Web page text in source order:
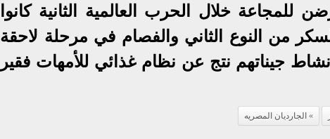
للمجاعة خلال الحرب العالمية الثانية كانوا
من النوع الثاني والفصام في مرحلة لاحقة
جيناتهم نتج عن نظام غذائي للأمهات فقير
الجارديان المصريه